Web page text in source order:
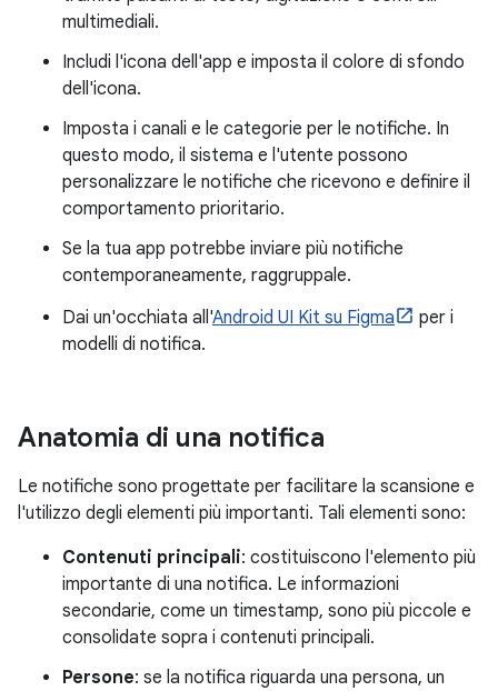
multimediali.
Includi l'icona dell'app e imposta il colore di sfondo
dell'icona.
Imposta i canali e le categorie per le notifiche. In
questo modo, il sistema e l'utente possono
personalizzare le notifiche che ricevono e definire il
comportamento prioritario.
Se la tua app potrebbe inviare più notifiche
contemporaneamente, raggruppale.
Dai un'occhiata all'Android UI Kit su Figma
per i
modelli di notifica.
Anatomia di una notifica
Le notifiche sono progettate per facilitare la scansione e
l'utilizzo degli elementi più importanti. Tali elementi sono:
Contenuti principali: costituiscono l'elemento più
importante di una notifica. Le informazioni
secondarie, come un timestamp, sono più piccole e
consolidate sopra i contenuti principali.
Persone: se la notifica riguarda una persona, un